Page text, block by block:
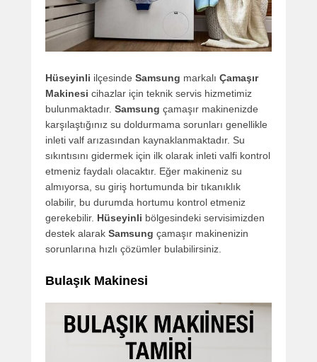
Hüseyinli ilçesinde Samsung markalı Çamaşır
Makinesi cihazlar için teknik servis hizmetimiz
bulunmaktadır. Samsung çamaşır makinenizde
karşılaştığınız su doldurmama sorunları genellikle
inleti valf arızasından kaynaklanmaktadır. Su
sıkıntısını gidermek için ilk olarak inleti valfi kontrol
etmeniz faydalı olacaktır. Eğer makineniz su
almıyorsa, su giriş hortumunda bir tıkanıklık
olabilir, bu durumda hortumu kontrol etmeniz
gerekebilir. Hüseyinli bölgesindeki servisimizden
destek alarak Samsung çamaşır makinenizin
sorunlarına hızlı çözümler bulabilirsiniz.
Bulaşık Makinesi